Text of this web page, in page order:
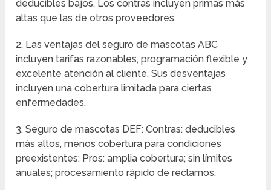
deducibles bajos. Los contras incluyen primas más
altas que las de otros proveedores.
2. Las ventajas del seguro de mascotas ABC
incluyen tarifas razonables, programación flexible y
excelente atención al cliente. Sus desventajas
incluyen una cobertura limitada para ciertas
enfermedades.
3. Seguro de mascotas DEF: Contras: deducibles
más altos, menos cobertura para condiciones
preexistentes; Pros: amplia cobertura; sin límites
anuales; procesamiento rápido de reclamos.